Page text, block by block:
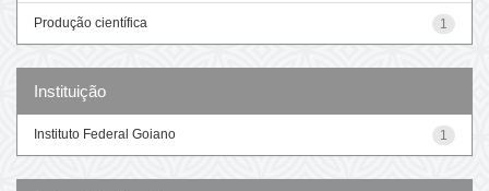
1
Produção científica
Instituição
1
Instituto Federal Goiano